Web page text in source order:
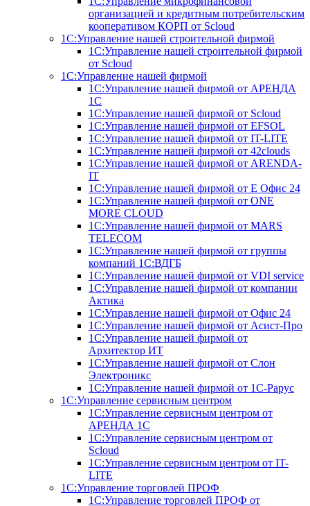
организацией и кредитным потребительским
кооперативом КОРП от Scloud
1С:Управление нашей строительной фирмой
1С:Управление нашей строительной фирмой
от Scloud
1С:Управление нашей фирмой
1С:Управление нашей фирмой от АРЕНДА
1С
1С:Управление нашей фирмой от Scloud
1С:Управление нашей фирмой от EFSOL
1С:Управление нашей фирмой от IT-LITE
1С:Управление нашей фирмой от 42clouds
1С:Управление нашей фирмой от ARENDA-
IT
1С:Управление нашей фирмой от Е Офис 24
1С:Управление нашей фирмой от ONE
MORE CLOUD
1С:Управление нашей фирмой от MARS
TELECOM
1С:Управление нашей фирмой от группы
компаний 1С:ВДГБ
1С:Управление нашей фирмой от VDI service
1С:Управление нашей фирмой от компании
Актика
1С:Управление нашей фирмой от Офис 24
1С:Управление нашей фирмой от Асист-Про
1С:Управление нашей фирмой от
Архитектор ИТ
1С:Управление нашей фирмой от Слон
Электроникс
1С:Управление нашей фирмой от 1С-Рарус
1С:Управление сервисным центром
1С:Управление сервисным центром от
АРЕНДА 1С
1С:Управление сервисным центром от
Scloud
1С:Управление сервисным центром от IT-
LITE
1С:Управление торговлей ПРОФ
1С:Управление торговлей ПРОФ от